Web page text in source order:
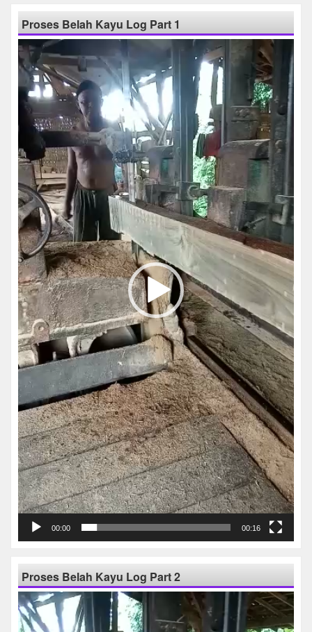
Proses Belah Kayu Log Part 1
Pemutar
Video
00:00 00:16
Proses Belah Kayu Log Part 2
Pemutar
Video